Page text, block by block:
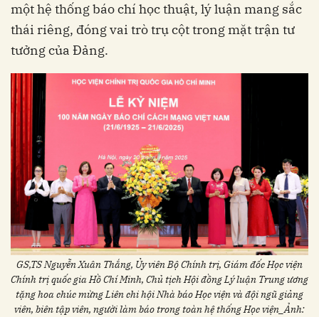
một hệ thống báo chí học thuật, lý luận mang sắc
thái riêng, đóng vai trò trụ cột trong mặt trận tư
tưởng của Đảng.
GS,TS Nguyễn Xuân Thắng, Ủy viên Bộ Chính trị, Giám đốc Học viện
Chính trị quốc gia Hồ Chí Minh, Chủ tịch Hội đồng Lý luận Trung ương
tặng hoa chúc mừng Liên chi hội Nhà báo Học viện và đội ngũ giảng
viên, biên tập viên, người làm báo trong toàn hệ thống Học viện_Ảnh: